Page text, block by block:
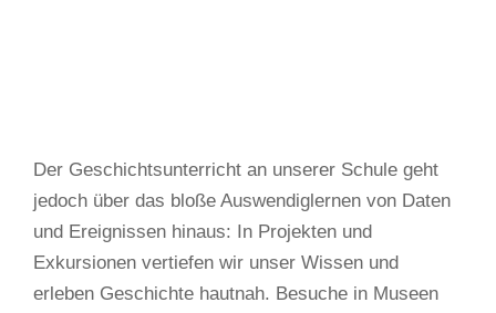
Der Geschichtsunterricht an unserer Schule geht
jedoch über das bloße Auswendiglernen von Daten
und Ereignissen hinaus: In Projekten und
Exkursionen vertiefen wir unser Wissen und
erleben Geschichte hautnah. Besuche in Museen